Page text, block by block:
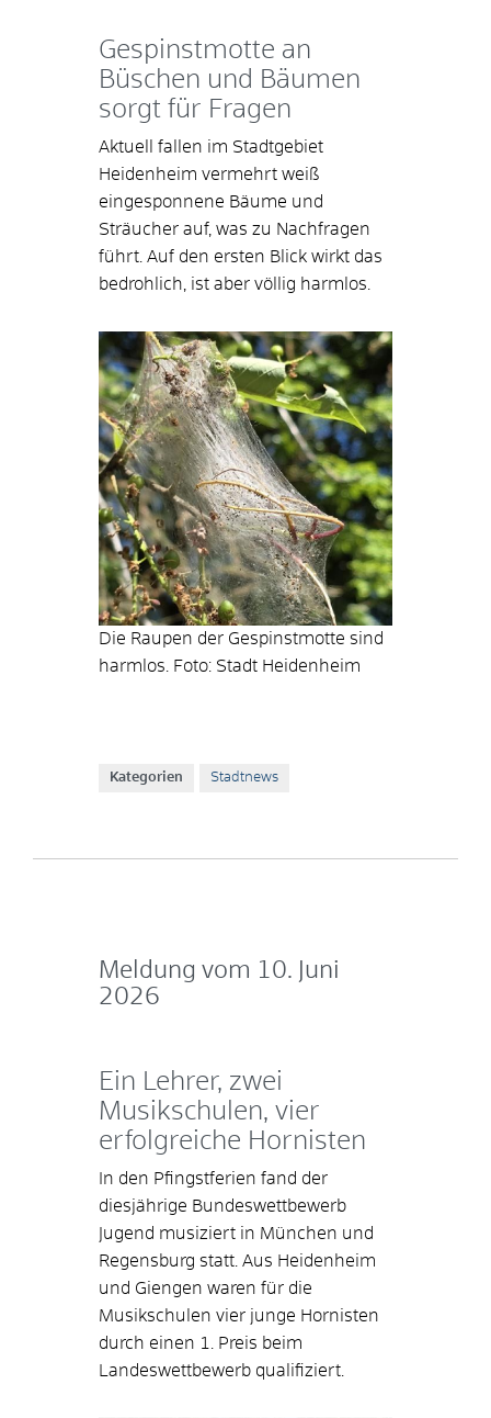
Gespinstmotte an
Büschen und Bäumen
sorgt für Fragen
Aktuell fallen im Stadtgebiet
Heidenheim vermehrt weiß
eingesponnene Bäume und
Sträucher auf, was zu Nachfragen
führt. Auf den ersten Blick wirkt das
bedrohlich, ist aber völlig harmlos.
Die Raupen der Gespinstmotte sind
harmlos. Foto: Stadt Heidenheim
Kategorien Stadtnews
Meldung vom 10. Juni
2026
Ein Lehrer, zwei
Musikschulen, vier
erfolgreiche Hornisten
In den Pfingstferien fand der
diesjährige Bundeswettbewerb
Jugend musiziert in München und
Regensburg statt. Aus Heidenheim
und Giengen waren für die
Musikschulen vier junge Hornisten
durch einen 1. Preis beim
Landeswettbewerb qualifiziert.